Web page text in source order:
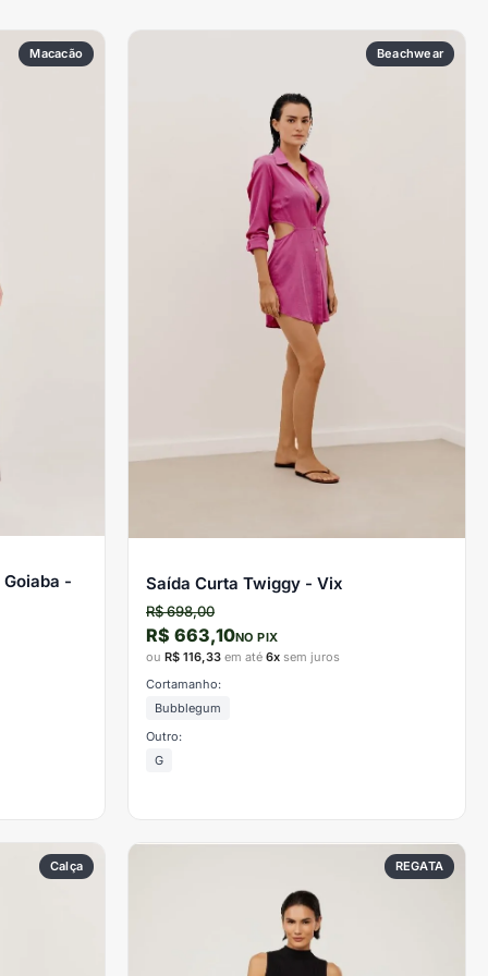
Macacão
-
Beachwear
Saída Curta Twiggy - Vix
R$ 698,00
R$ 663,10NO PIX
ou R$ 116,33 em até 6x sem juros
Cortamanho:
Bubblegum
Outro:
G
Calça REGATA